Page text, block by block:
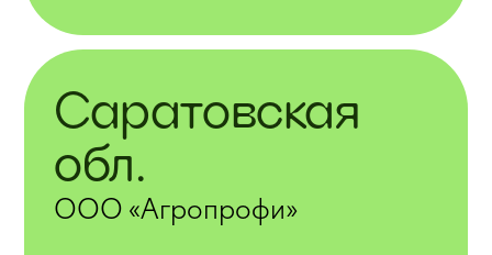
Саратовская
обл.
ООО «Агропрофи»